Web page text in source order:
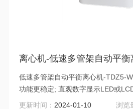
离心机-低速多管架自动平
低速多管架自动平衡离心机-TDZ5-
功能更稳定; 直观数字显示LED或
项参数数据及警报信息，在运行中可
更新时间： 2024-01-10 浏览